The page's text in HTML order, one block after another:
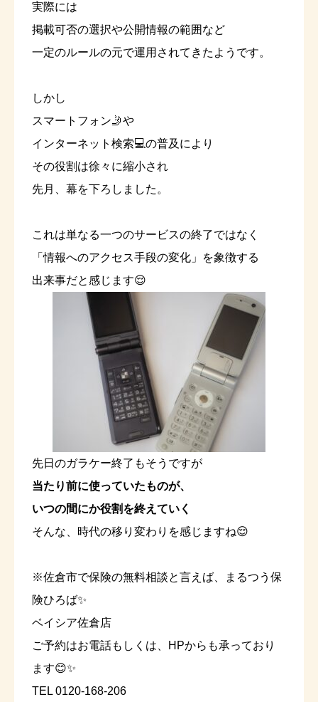
実際には
掲載可否の選択や公開情報の範囲など
一定のルールの元で運用されてきたようです。
しかし
スマートフォン🤳や
インターネット検索💻の普及により
その役割は徐々に縮小され
先月、幕を下ろしました。
これは単なる一つのサービスの終了ではなく
「情報へのアクセス手段の変化」を象徴する
出来事だと感じます😌
先日のガラケー終了もそうですが
当たり前に使っていたものが、
いつの間にか役割を終えていく
そんな、時代の移り変わりを感じますね😌
※佐倉市で保険の無料相談と言えば、まるつう保
険ひろば✨
ベイシア佐倉店
ご予約はお電話もしくは、HPからも承っており
ます😊✨
TEL 0120-168-206